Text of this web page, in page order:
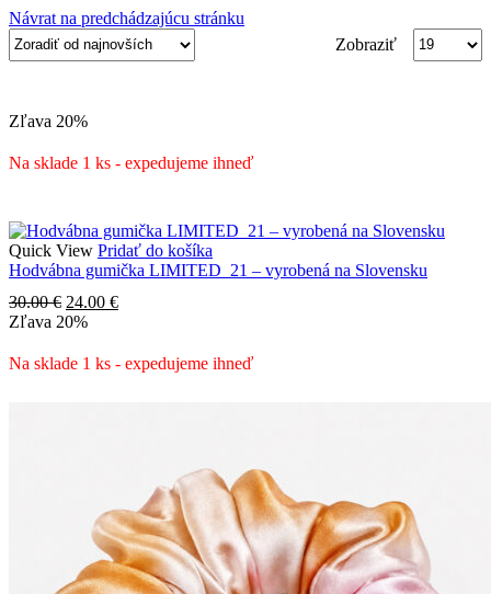
Návrat na predchádzajúcu stránku
Zobraziť
Produktov
na
Zľava 20%
Na sklade 1 ks - expedujeme ihneď
Quick View Pridať do košíka
Hodvábna gumička LIMITED_21 – vyrobená na Slovensku
30.00€ Pôvodná
cena
30.00 €.
24.00 €Aktuálna
24.00 €.
Zľava 20%
Na sklade 1 ks - expedujeme ihneď